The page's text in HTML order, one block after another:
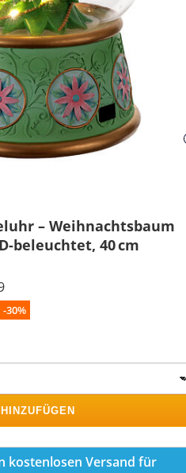
– Weihnachtsbaum
beleuchtet, 40 cm
-30%
kostenlosen Versand für